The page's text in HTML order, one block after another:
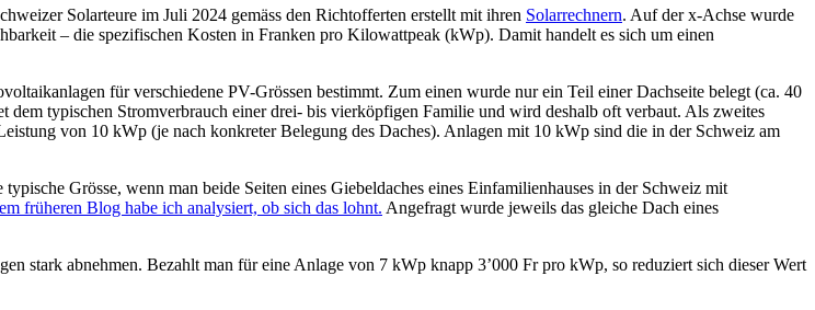
Solarteure im Juli 2024 gemäss den Richtofferten erstellt mit ihren Solarrechnern. Auf der x-Achse wurde
– die spezifischen Kosten in Franken pro Kilowattpeak (kWp). Damit handelt es sich um einen
für verschiedene PV-Grössen bestimmt. Zum einen wurde nur ein Teil einer Dachseite belegt (ca. 40
dem typischen Stromverbrauch einer drei- bis vierköpfigen Familie und wird deshalb oft verbaut. Als zweites
von 10 kWp (je nach konkreter Belegung des Daches). Anlagen mit 10 kWp sind die in der Schweiz am
Grösse, wenn man beide Seiten eines Giebeldaches eines Einfamilienhauses in der Schweiz mit
früheren Blog habe ich analysiert, ob sich das lohnt. Angefragt wurde jeweils das gleiche Dach eines
stark abnehmen. Bezahlt man für eine Anlage von 7 kWp knapp 3’000 Fr pro kWp, so reduziert sich dieser Wert